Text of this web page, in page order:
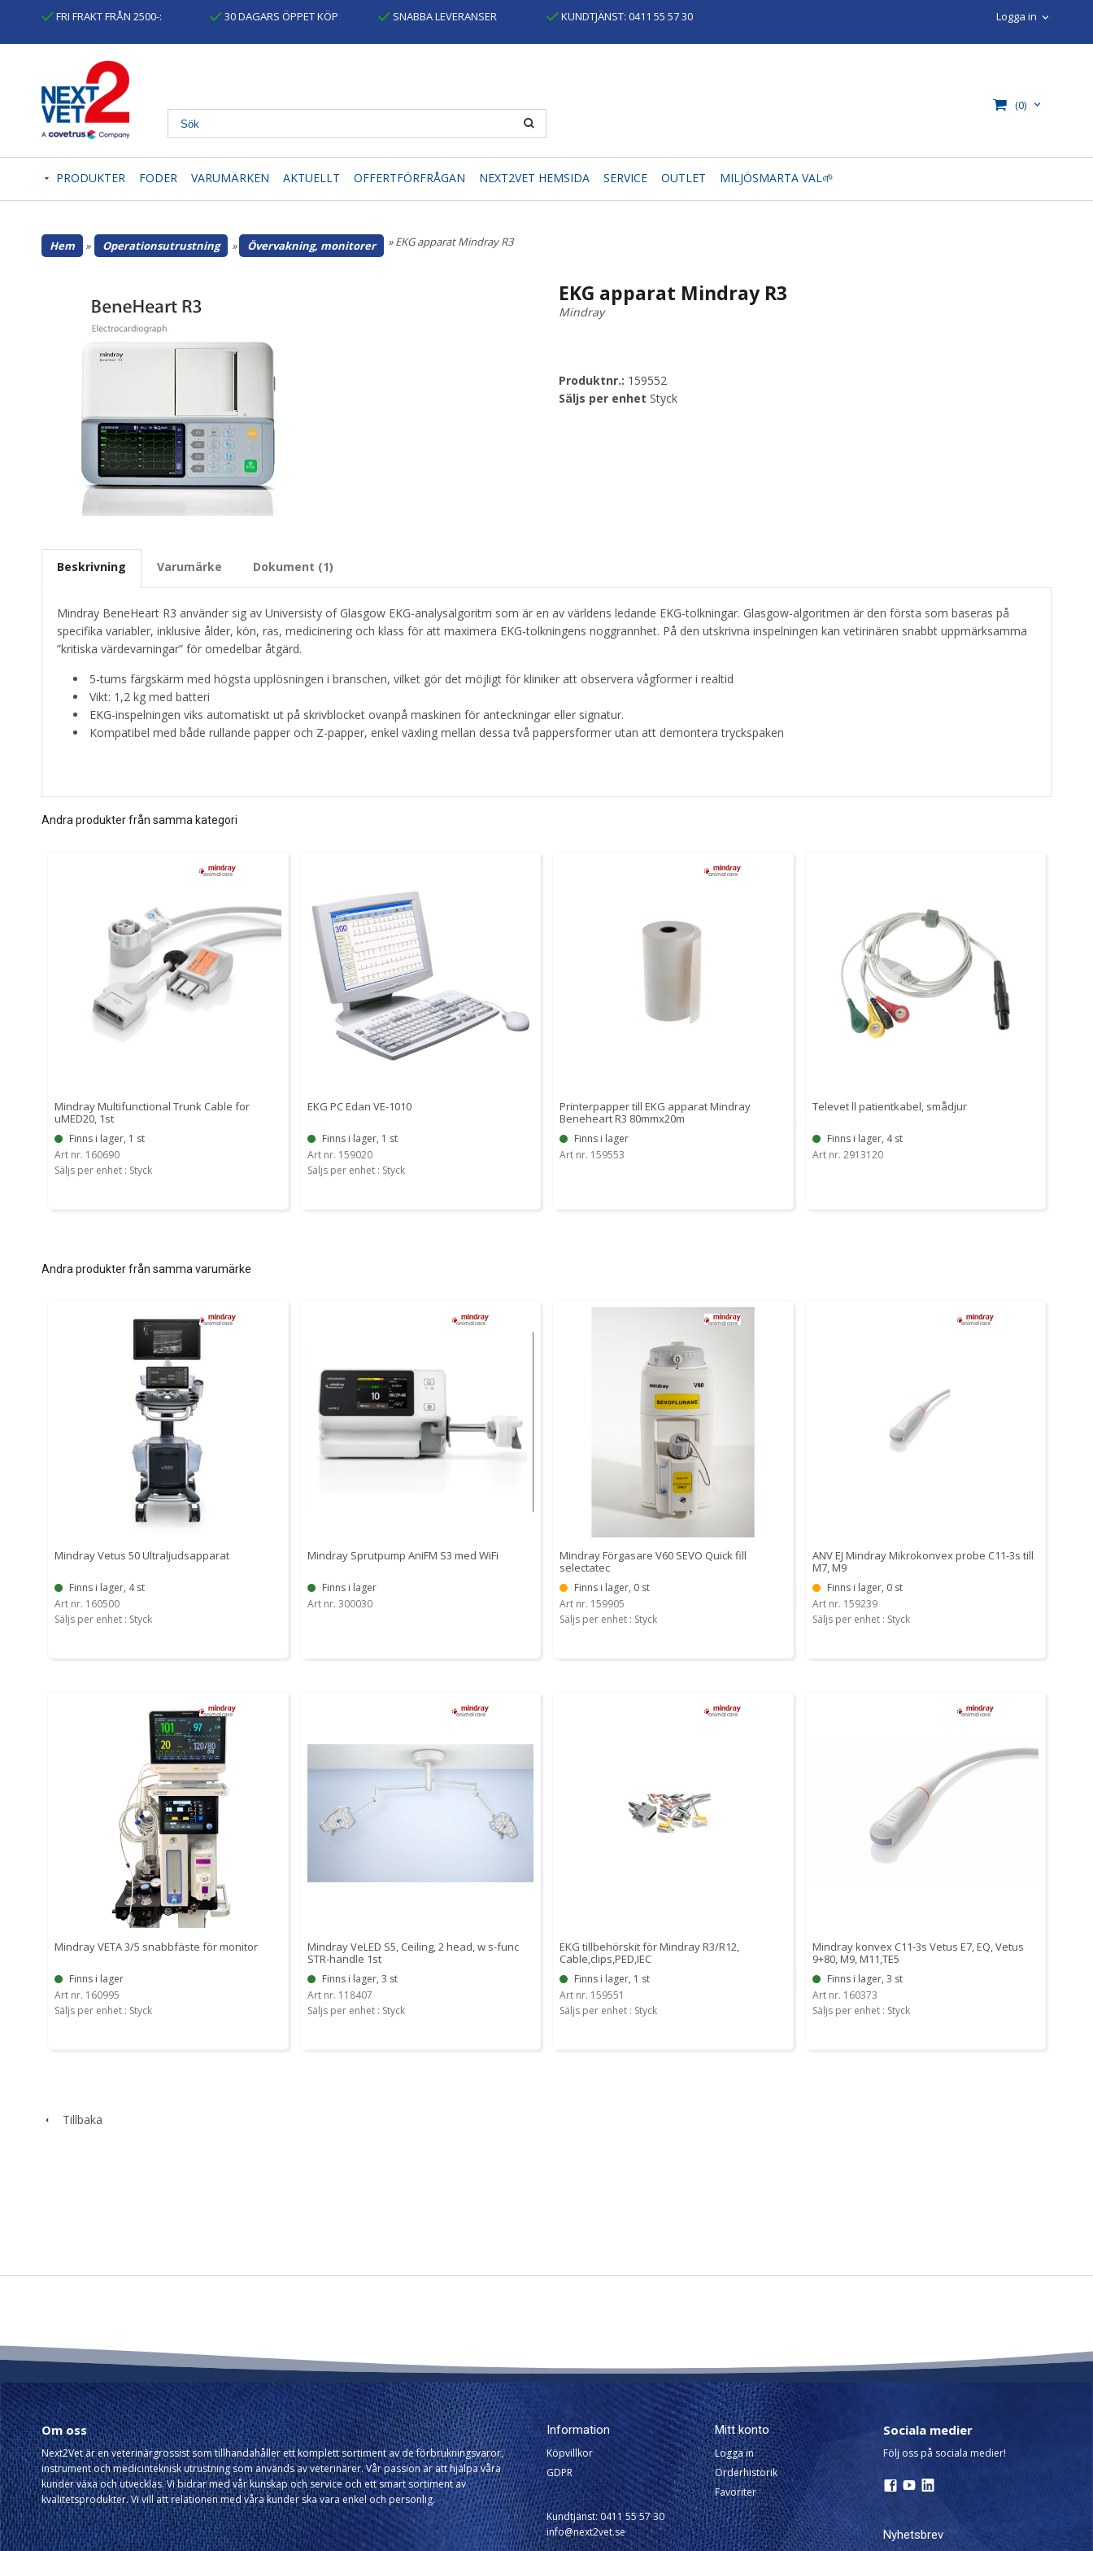
FRI FRAKT FRÅN 2500-: 30 DAGARS ÖPPET KÖP SNABBA LEVERANSER KUNDTJÄNST: 0411 55 57 30 Logga in
(0)
PRODUKTER FODER VARUMÄRKEN AKTUELLT OFFERTFÖRFRÅGAN NEXT2VET HEMSIDA SERVICE OUTLET MILJÖSMARTA VAL🌱
Hem » Operationsutrustning » Övervakning, monitorer » EKG apparat Mindray R3
EKG apparat Mindray R3
Mindray
Produktnr.: 159552
Säljs per enhet Styck
Beskrivning Varumärke Dokument (1)
Mindray BeneHeart R3 använder sig av Universisty of Glasgow EKG-analysalgoritm som är en av världens ledande EKG-tolkningar. Glasgow-algoritmen är den första som baseras på
specifika variabler, inklusive ålder, kön, ras, medicinering och klass för att maximera EKG-tolkningens noggrannhet. På den utskrivna inspelningen kan vetirinären snabbt uppmärksamma
”kritiska värdevarningar” för omedelbar åtgärd.
5-tums färgskärm med högsta upplösningen i branschen, vilket gör det möjligt för kliniker att observera vågformer i realtid
Vikt: 1,2 kg med batteri
EKG-inspelningen viks automatiskt ut på skrivblocket ovanpå maskinen för anteckningar eller signatur.
Kompatibel med både rullande papper och Z-papper, enkel växling mellan dessa två pappersformer utan att demontera tryckspaken
Andra produkter från samma kategori
Mindray Multifunctional Trunk Cable for
uMED20, 1st
Finns i lager, 1 st
Art nr. 160690
Säljs per enhet : Styck
EKG PC Edan VE-1010
Finns i lager, 1 st
Art nr. 159020
Säljs per enhet : Styck
Printerpapper till EKG apparat Mindray
Beneheart R3 80mmx20m
Finns i lager
Art nr. 159553
Televet ll patientkabel, smådjur
Finns i lager, 4 st
Art nr. 2913120
Andra produkter från samma varumärke
Mindray Vetus 50 Ultraljudsapparat
Finns i lager, 4 st
Art nr. 160500
Säljs per enhet : Styck
Mindray Sprutpump AniFM S3 med WiFi
Finns i lager
Art nr. 300030
Mindray Förgasare V60 SEVO Quick fill
selectatec
Finns i lager, 0 st
Art nr. 159905
Säljs per enhet : Styck
ANV EJ Mindray Mikrokonvex probe C11-3s till
M7, M9
Finns i lager, 0 st
Art nr. 159239
Säljs per enhet : Styck
Mindray VETA 3/5 snabbfäste för monitor
Finns i lager
Art nr. 160995
Säljs per enhet : Styck
Mindray VeLED S5, Ceiling, 2 head, w s-func
STR-handle 1st
Finns i lager, 3 st
Art nr. 118407
Säljs per enhet : Styck
EKG tillbehörskit för Mindray R3/R12,
Cable,clips,PED,IEC
Finns i lager, 1 st
Art nr. 159551
Säljs per enhet : Styck
Mindray konvex C11-3s Vetus E7, EQ, Vetus
9+80, M9, M11,TE5
Finns i lager, 3 st
Art nr. 160373
Säljs per enhet : Styck
Tillbaka
Om oss
Next2Vet är en veterinärgrossist som tillhandahåller ett komplett sortiment av de förbrukningsvaror,
instrument och medicinteknisk utrustning som används av veterinärer. Vår passion är att hjälpa våra
kunder växa och utvecklas. Vi bidrar med vår kunskap och service och ett smart sortiment av
kvalitetsprodukter. Vi vill att relationen med våra kunder ska vara enkel och personlig.
Information
Köpvillkor
GDPR
Kundtjänst: 0411 55 57 30
info@next2vet.se
Mitt konto
Logga in
Orderhistorik
Favoriter
Sociala medier
Följ oss på sociala medier!
Nyhetsbrev